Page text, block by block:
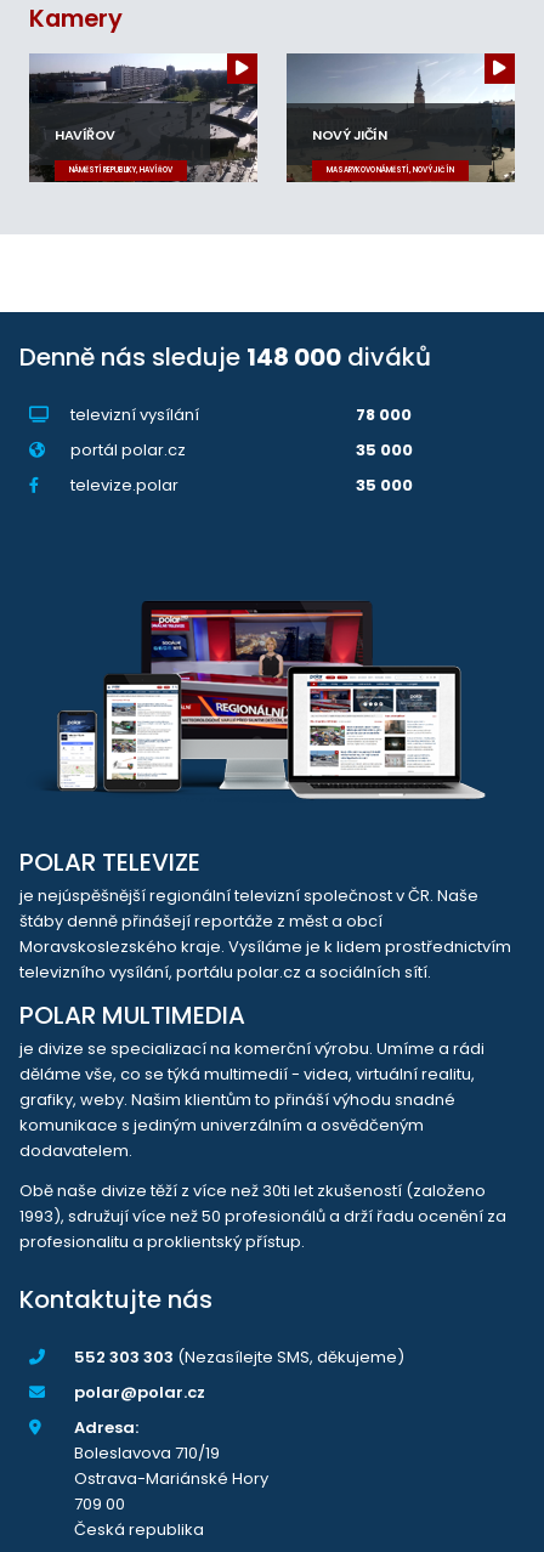
Kamery
HAVÍŘOV
NÁMĚSTÍ REPUBLIKY, HAVÍŘOV
NOVÝ JIČÍN
MASARYKOVO NÁMĚSTÍ, NOVÝ JIČÍN
Denně nás sleduje 148 000 diváků
televizní vysílání
78 000
portál polar.cz
35 000
televize.polar
35 000
POLAR TELEVIZE
je nejúspěšnější regionální televizní společnost v ČR. Naše
štáby denně přinášejí reportáže z měst a obcí
Moravskoslezského kraje. Vysíláme je k lidem prostřednictvím
televizního vysílání, portálu polar.cz a sociálních sítí.
POLAR MULTIMEDIA
je divize se specializací na komerční výrobu. Umíme a rádi
děláme vše, co se týká multimedií - videa, virtuální realitu,
grafiky, weby. Našim klientům to přináší výhodu snadné
komunikace s jediným univerzálním a osvědčeným
dodavatelem.
Obě naše divize těží z více než 30ti let zkušeností (založeno
1993), sdružují více než 50 profesionálů a drží řadu ocenění za
profesionalitu a proklientský přístup.
Kontaktujte nás
552 303 303 (Nezasílejte SMS, děkujeme)
polar@polar.cz
Adresa:
Boleslavova 710/19
Ostrava-Mariánské Hory
709 00
Česká republika